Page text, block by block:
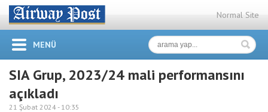
Normal Site
MENÜ
SIA Grup, 2023/24 mali performansını
açıkladı
21 Şubat 2024 - 10:35